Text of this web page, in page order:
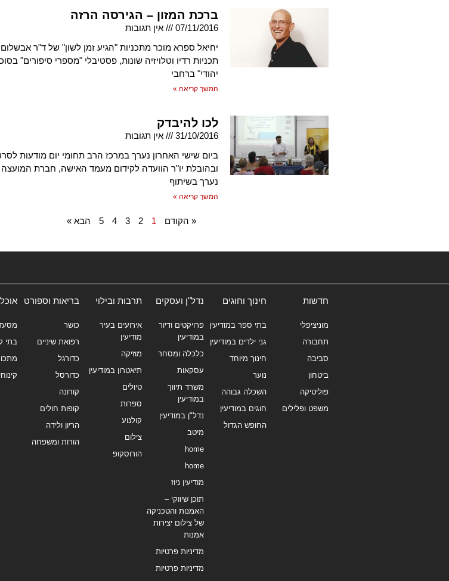
ברכת המזון – הגירסה הרזה
07/11/2016
אין תגובות
תכניות רדיו וטלויזיה שונות, פסטיבלי "מספרי סיפורים"
יהודי" ברחבי
המשך קריאה »
לכו להיבדק
31/10/2016
אין תגובות
ביום שישי האחרון נערך במרכז הרב תחומי יום מודעות
ובהובלת יו"ר הוועדה לקידום מעמד האישה, חברת המועצה
נערך בשיתוף
המשך קריאה »
« הקודם 1
2
3
4
5 הבא »
חדשות
מוניציפלי
תחבורה
סביבה
ביטחון
פוליטיקה
משפט ופלילים
חינוך וחוגים
בתי ספר במודיעין
גני ילדים במודיעין
חינוך מיוחד
נוער
השכלה גבוהה
חוגים במודיעין
החופש הגדול
נדל"ן ועסקים
פרויקטים ודיור
במודיעין
כלכלה ומסחר
עסקאות
משרד תיווך
במודיעין
נדל"ן במודיעין
מיטב
home
home
מודיעין ניוז
תוכן שיווקי –
האמנות והטכניקה
של צילום יצירות
אמנות
מדיניות פרטיות
מדיניות פרטיות
תרבות ובילוי
אירועים בעיר
מודיעין
מוזיקה
תיאטרון במודיעין
טיולים
ספרות
קולנוע
צילום
הורוסקופ
בריאות וספורט
כושר
רפואת שיניים
כדורגל
כדורסל
קורונה
קופות חולים
הריון ולידה
הורות ומשפחה
בתי